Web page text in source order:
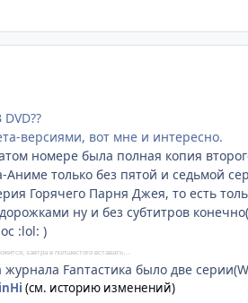
версиями, вот мне и интересно.
номере была полная копия
только без пятой и седьмой
Горячего Парня Джея, то есть
ну и без субтитров
:lol: )
завтра в полшестого вставать…
Fanтастика было две
(см. историю изменений)